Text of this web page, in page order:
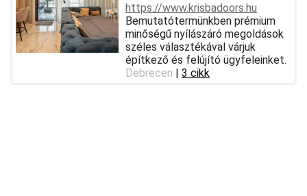
https://www.krisbadoors.hu
Bemutatótermünkben prémium
minőségű nyílászáró megoldások
széles választékával várjuk
építkező és felújító ügyfeleinket.
Debrecen | 3 cikk